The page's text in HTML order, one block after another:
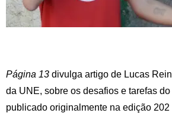
Página 13 divulga artigo de Lucas
da UNE, sobre os desafios e tarefas
publicado originalmente na edição